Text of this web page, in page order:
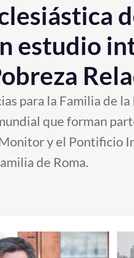
estudio
para la Familia de
que forman
y el Pontificio
de Roma.